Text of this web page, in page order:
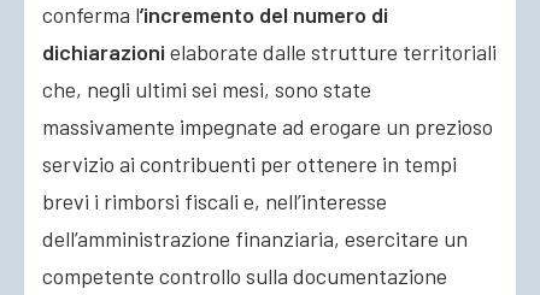
conferma l’incremento del numero di
dichiarazioni elaborate dalle strutture territoriali
che, negli ultimi sei mesi, sono state
massivamente impegnate ad erogare un prezioso
servizio ai contribuenti per ottenere in tempi
brevi i rimborsi fiscali e, nell’interesse
dell’amministrazione finanziaria, esercitare un
competente controllo sulla documentazione